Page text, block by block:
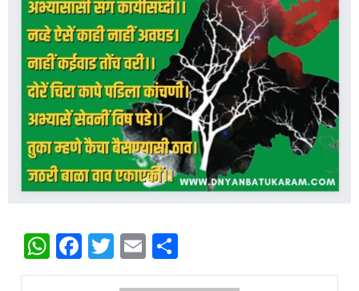
WhatsApp
Facebook
Twitter
Email